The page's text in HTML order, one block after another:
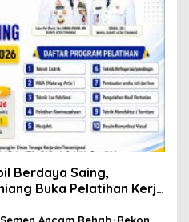
Berdaya Saing,
Buka Pelatihan Kerja